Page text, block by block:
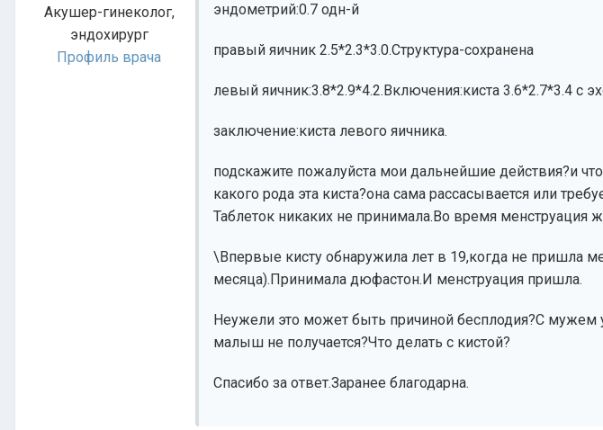
Акушер-гинеколог,
эндохирург
Профиль врача
эндометрий:0.7 одн-й
правый яичник 2.5*2.3*3.0.Структура-сохранена
левый яичник:3.8*2.9*4.2.Включения:киста 3.6*2.7*3.4 с
заключение:киста левого яичника.
подскажите пожалуйста мои дальнейшие действия?и
какого рода эта киста?она сама рассасывается или
Таблеток никаких не принимала.Во время менструация
\Впервые кисту обнаружила лет в 19,когда не пришла
месяца).Принимала дюфастон.И менструация пришла.
Неужели это может быть причиной бесплодия?С мужем
малыш не получается?Что делать с кистой?
Спасибо за ответ.Заранее благодарна.